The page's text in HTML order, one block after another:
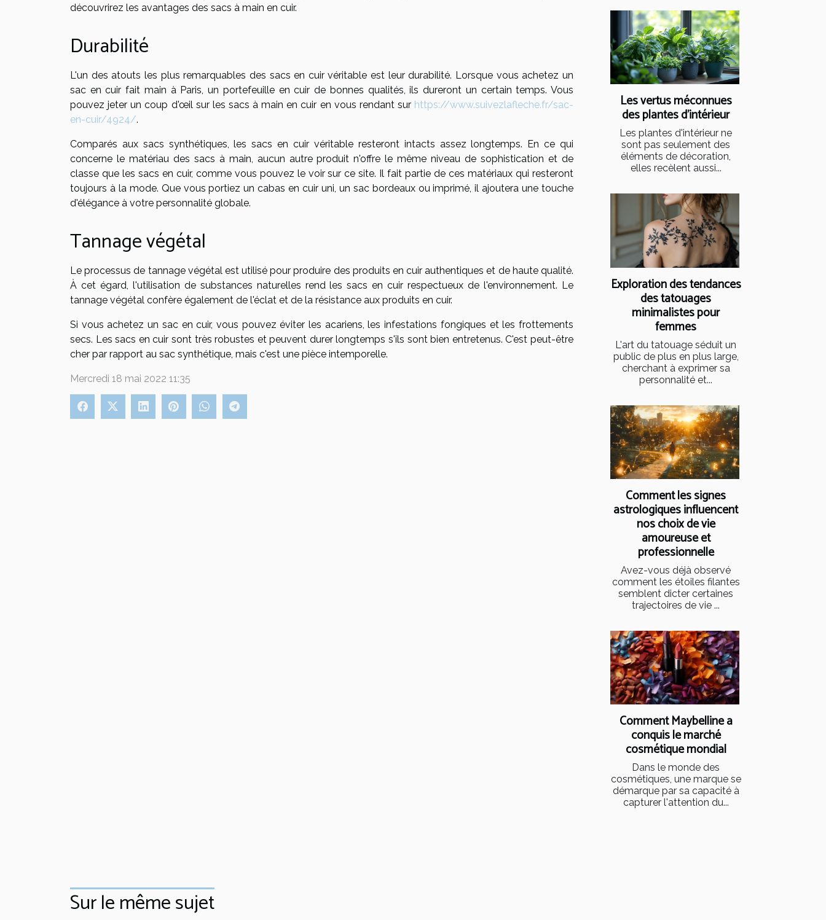
découvrirez les avantages des sacs à main en cuir.
Durabilité
L'un des atouts les plus remarquables des sacs en cuir véritable est leur durabilité. Lorsque vous achetez un
sac en cuir fait main à Paris, un portefeuille en cuir de bonnes qualités, ils dureront un certain temps. Vous
pouvez jeter un coup d'œil sur les sacs à main en cuir en vous rendant sur https://www.suivezlafleche.fr/sac-
en-cuir/4924/.
Comparés aux sacs synthétiques, les sacs en cuir véritable resteront intacts assez longtemps. En ce qui
concerne le matériau des sacs à main, aucun autre produit n'offre le même niveau de sophistication et de
classe que les sacs en cuir, comme vous pouvez le voir sur ce site. Il fait partie de ces matériaux qui resteront
toujours à la mode. Que vous portiez un cabas en cuir uni, un sac bordeaux ou imprimé, il ajoutera une touche
d'élégance à votre personnalité globale.
Tannage végétal
Le processus de tannage végétal est utilisé pour produire des produits en cuir authentiques et de haute qualité.
À cet égard, l'utilisation de substances naturelles rend les sacs en cuir respectueux de l'environnement. Le
tannage végétal confère également de l'éclat et de la résistance aux produits en cuir.
Si vous achetez un sac en cuir, vous pouvez éviter les acariens, les infestations fongiques et les frottements
secs. Les sacs en cuir sont très robustes et peuvent durer longtemps s'ils sont bien entretenus. C'est peut-être
cher par rapport au sac synthétique, mais c'est une pièce intemporelle.
Mercredi 18 mai 2022 11:35
Les vertus méconnues
des plantes d'intérieur
Les plantes d'intérieur ne
sont pas seulement des
éléments de décoration,
elles recèlent aussi...
Exploration des tendances
des tatouages
minimalistes pour
femmes
L'art du tatouage séduit un
public de plus en plus large,
cherchant à exprimer sa
personnalité et...
Comment les signes
astrologiques influencent
nos choix de vie
amoureuse et
professionnelle
Avez-vous déjà observé
comment les étoiles filantes
semblent dicter certaines
trajectoires de vie ...
Comment Maybelline a
conquis le marché
cosmétique mondial
Dans le monde des
cosmétiques, une marque se
démarque par sa capacité à
capturer l'attention du...
Sur le même sujet